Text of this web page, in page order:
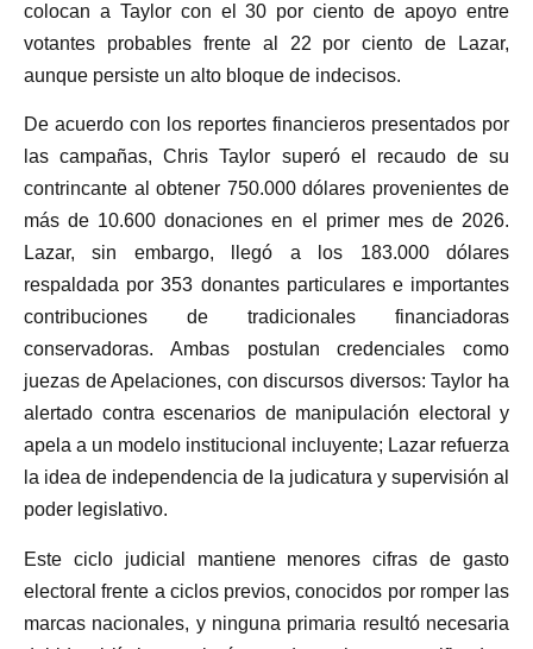
colocan a Taylor con el 30 por ciento de apoyo entre
votantes probables frente al 22 por ciento de Lazar,
aunque persiste un alto bloque de indecisos.
De acuerdo con los reportes financieros presentados por
las campañas, Chris Taylor superó el recaudo de su
contrincante al obtener 750.000 dólares provenientes de
más de 10.600 donaciones en el primer mes de 2026.
Lazar, sin embargo, llegó a los 183.000 dólares
respaldada por 353 donantes particulares e importantes
contribuciones de tradicionales financiadoras
conservadoras. Ambas postulan credenciales como
juezas de Apelaciones, con discursos diversos: Taylor ha
alertado contra escenarios de manipulación electoral y
apela a un modelo institucional incluyente; Lazar refuerza
la idea de independencia de la judicatura y supervisión al
poder legislativo.
Este ciclo judicial mantiene menores cifras de gasto
electoral frente a ciclos previos, conocidos por romper las
marcas nacionales, y ninguna primaria resultó necesaria